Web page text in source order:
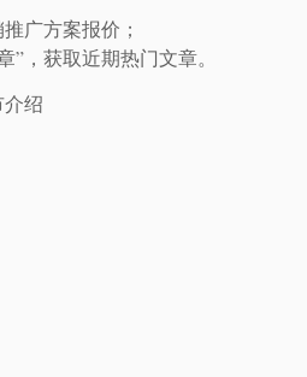
广方案报价；
”，获取近期热门文章。
介绍